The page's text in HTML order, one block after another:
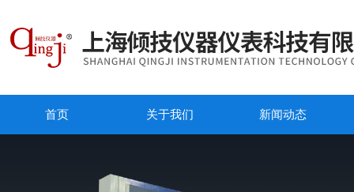
首页 关于我们 新闻动态